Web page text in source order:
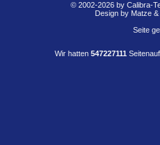
© 2002-2026 by Calibra-
Design by Matze
Seite
Wir hatten 547227111